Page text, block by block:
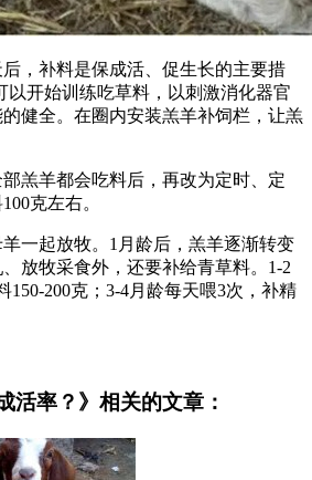
，补料是保成活、促生长的主要措
以开始训练吃草料，以刺激消化器官
健全。在圈内安装羔羊补饲栏，让羔
羔羊都会吃料后，再改为定时、定
克左右。
一起放牧。1月龄后，羔羊逐渐转变
放牧采食外，还要补给青草料。1-2
150-200克；3-4月龄每天喂3次，补精
活率？》相关的文章：